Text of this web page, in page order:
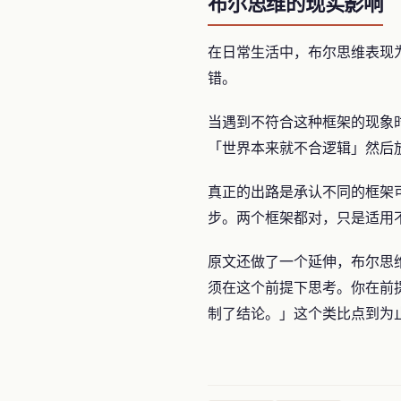
在日常生活中，布尔思维表
错。
当遇到不符合这种框架的现
「世界本来就不合逻辑」然
真正的出路是承认不同的框
步。两个框架都对，只是适
原文还做了一个延伸，布尔
须在这个前提下思考。你在
制了结论。」这个类比点到